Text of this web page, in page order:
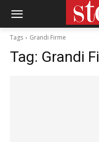
Tags Grandi Firme
Tag: Grandi